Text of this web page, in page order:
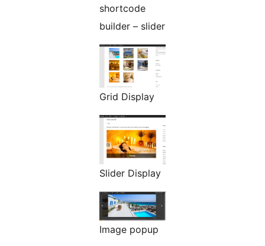
shortcode
builder – slider
Grid Display
Slider Display
Image popup